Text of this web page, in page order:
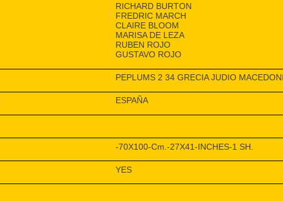
RICHARD BURTON
FREDRIC MARCH
CLAIRE BLOOM
MARISA DE LEZA
RUBEN ROJO
GUSTAVO ROJO
PEPLUMS 2 34 GRECIA JUDIO
ESPAÑA
-70X100-Cm.-27X41-INCHES-1 SH.
YES